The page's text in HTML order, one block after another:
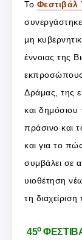
Το Φεστιβάλ
μη
έννοιας της
εκπροσώπους
Δράμας, της
και δημόσιου
πράσινο και
και για το
συμβάλει σε
υιοθέτηση
τη
45ο